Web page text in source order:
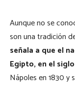
Aunque no se
son una tradición
señala a que el
Egipto, en el
Nápoles en 1830 y